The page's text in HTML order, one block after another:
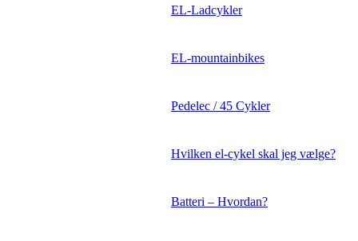
EL-Ladcykler
EL-mountainbikes
Pedelec / 45 Cykler
Hvilken el-cykel skal jeg vælge?
Batteri – Hvordan?